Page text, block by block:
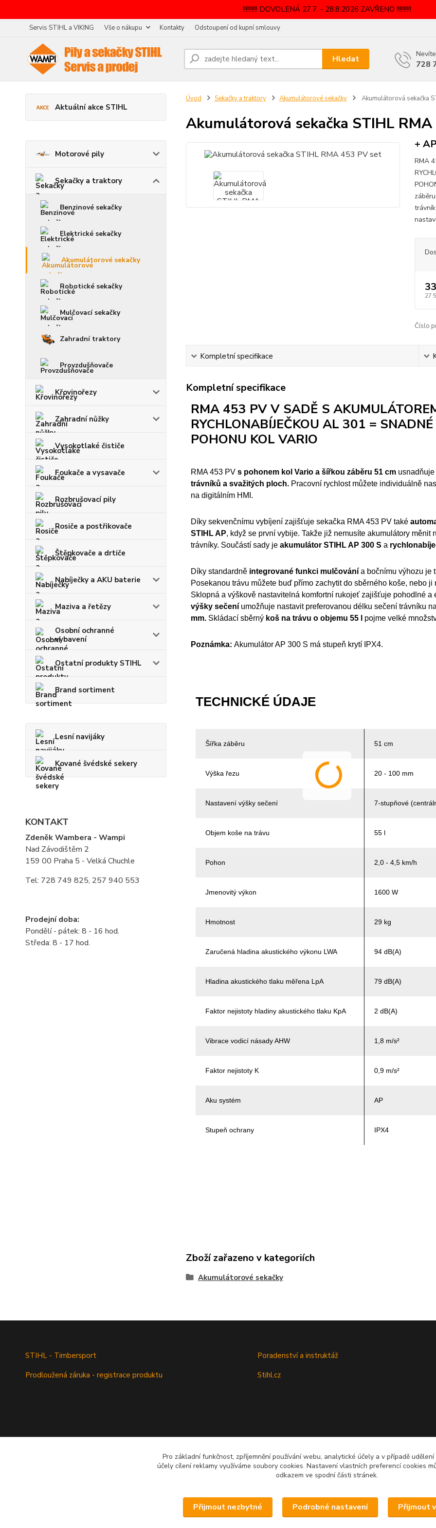
!!!!!!!!!! DOVOLENÁ 27.7. - 28.8.2026 ZAVŘENO !!!!!!!!!!
Servis STIHL a VIKING Vše o nákupu Kontakty Odstoupení od kupní smlouvy
Hledat
728
Aktuální akce STIHL
Motorové pily
Sekačky a traktory
Benzinové sekačky
Elektrické sekačky
Akumulátorové sekačky
Robotické sekačky
Mulčovací sekačky
Zahradní traktory
Provzdušňovače
Křovinořezy
Zahradní nůžky
Vysokotlaké čističe
Foukače a vysavače
Rozbrušovací pily
Rosiče a postřikovače
Štěpkovače a drtiče
Nabíječky a AKU baterie
Maziva a řetězy
Osobní ochranné
vybavení
Ostatní produkty STIHL
Brand sortiment
Lesní navijáky
Kované švédské sekery
KONTAKT
Zdeněk Wambera - Wampi
Nad Závodištěm 2
159 00 Praha 5 - Velká Chuchle
Tel: 728 749 825, 257 940 553
Prodejní doba:
Pondělí - pátek: 8 - 16 hod.
Středa: 8 - 17 hod.
Úvod Sekačky a traktory Akumulátorové sekačky Akumulátorová sekačka
Akumulátorová sekačka STIHL
+
RMA
27
Číslo
Kompletní specifikace
Kompletní specifikace
RMA 453 PV V SADĚ S
RYCHLONABÍJEČKOU AL 301 =
POHONU KOL VARIO
RMA 453 PV s pohonem kol Vario a šířkou záběru 51 cmusnadňuje
trávníků a svažitých ploch.Pracovní rychlost můžete individuálně
na digitálním HMI.
Díky sekvenčnímu vybíjení zajišťuje sekačka RMA 453 PV také
STIHL AP, když se první vybije. Takže již nemusíte akumulátory měnit
trávníky. Součástí sady je akumulátor STIHL AP 300 S a
Díky standardněintegrované funkci mulčování a bočnímu výhozu je
Posekanou trávu můžete buď přímo zachytit do sběrného koše, nebo
Sklopná a výškově nastavitelná komfortní rukojeť zajišťuje pohodlné a
výšky sečení umožňuje nastavit preferovanou délku sečení trávníku
mm.Skládací sběrný koš na trávu o objemu 55 l pojme velké
Poznámka: Akumulátor AP 300 S má stupeň krytí IPX4.
TECHNICKÉ ÚDAJE
Šířka záběru 51 cm
Výška řezu 20 - 100 mm
Nastavení výšky sečení 7-stupňové
Objem koše na trávu 55 l
Pohon 2,0 - 4,5 km/h
Jmenovitý výkon 1600 W
Hmotnost 29 kg
Zaručená hladina akustického výkonu LWA 94 dB(A)
Hladina akustického tlaku měřena LpA 79 dB(A)
Faktor nejistoty hladiny akustického tlaku KpA 2 dB(A)
Vibrace vodicí násady AHW 1,8 m/s²
Faktor nejistoty K 0,9 m/s²
Aku systém AP
Stupeň ochrany IPX4
Zboží zařazeno v kategoriích
Akumulátorové sekačky
STIHL - Timbersport
Prodloužená záruka - registrace produktu
Poradenství a instruktáž
Stihl.cz
Upravit sběr cookies.
Pro základní funkčnost, zpříjemnění používání webu, analytické účely a v případě
účely cílení reklamy využíváme soubory cookies. Nastavení vlastních preferencí cookies
odkazem ve spodní části stránek.
Přijmout nezbytné Podrobné nastavení Přijmout